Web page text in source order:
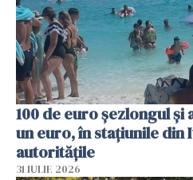
100 de euro șezlongul și
un euro, în stațiunile din
autoritățile
31 IULIE 2026